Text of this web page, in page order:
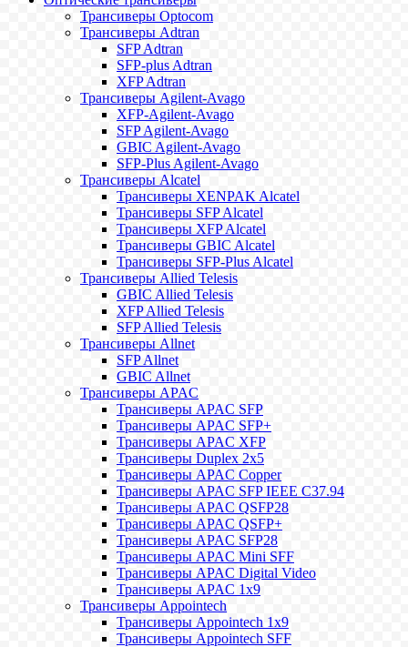
Трансиверы Optocom
Трансиверы Adtran
SFP Adtran
SFP-plus Adtran
XFP Adtran
Трансиверы Agilent-Avago
XFP-Agilent-Avago
SFP Agilent-Avago
GBIC Agilent-Avago
SFP-Plus Agilent-Avago
Трансиверы Alcatel
Трансиверы XENPAK Alcatel
Трансиверы SFP Alcatel
Трансиверы XFP Alcatel
Трансиверы GBIC Alcatel
Трансиверы SFP-Plus Alcatel
Трансиверы Allied Telesis
GBIC Allied Telesis
XFP Allied Telesis
SFP Allied Telesis
Трансиверы Allnet
SFP Allnet
GBIC Allnet
Трансиверы APAC
Трансиверы APAC SFP
Трансиверы APAC SFP+
Трансиверы APAC XFP
Трансиверы Duplex 2x5
Трансиверы APAC Copper
Трансиверы APAC SFP IEEE C37.94
Трансиверы APAC QSFP28
Трансиверы APAC QSFP+
Трансиверы APAC SFP28
Трансиверы APAC Mini SFF
Трансиверы APAC Digital Video
Трансиверы APAC 1x9
Трансиверы Appointech
Трансиверы Appointech 1x9
Трансиверы Appointech SFF